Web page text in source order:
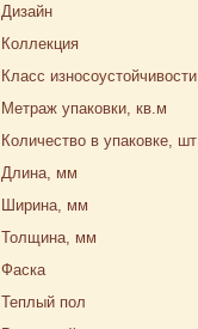
Дизайн
Коллекция
Класс износоустойчивости
Метраж упаковки, кв.м
Количество в упаковке, шт
Длина, мм
Ширина, мм
Толщина, мм
Фаска
Теплый пол